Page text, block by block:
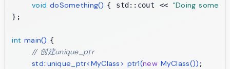
void doSomething() { std::cout << "Doing
};
int main() {
// 创建unique_ptr
std::unique_ptr<MyClass> ptr1(new MyClass()) ;